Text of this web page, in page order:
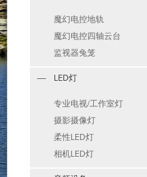
魔幻电控地轨
魔幻电控四轴云台
监视器兔笼
LED灯
专业电视/工作室灯
摄影摄像灯
柔性LED灯
相机LED灯